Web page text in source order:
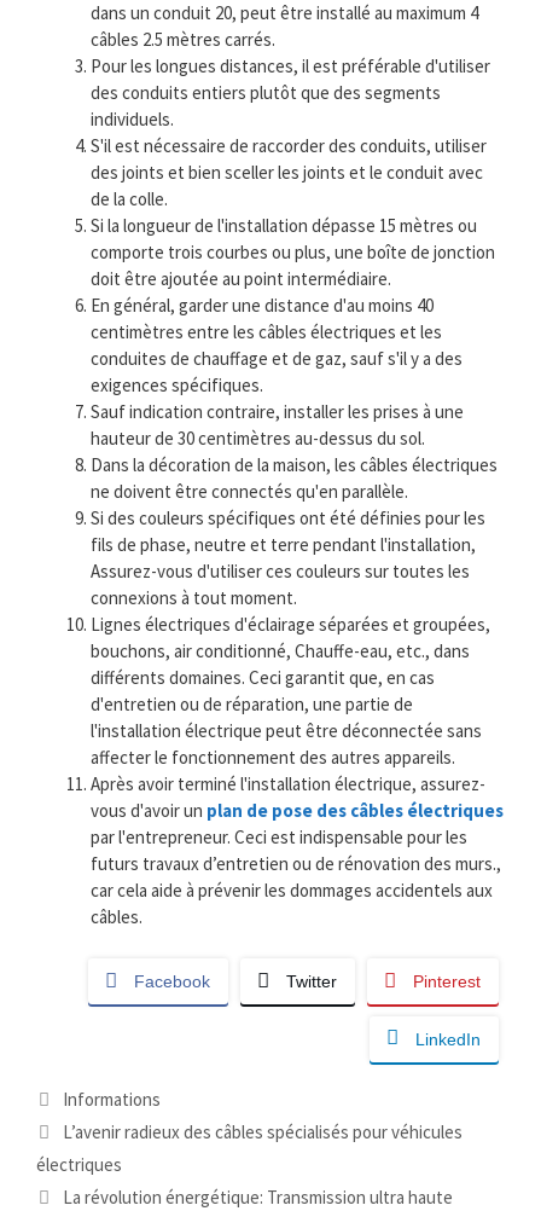
dans un conduit 20, peut être installé au maximum 4
câbles 2.5 mètres carrés.
Pour les longues distances, il est préférable d'utiliser
des conduits entiers plutôt que des segments
individuels.
S'il est nécessaire de raccorder des conduits, utiliser
des joints et bien sceller les joints et le conduit avec
de la colle.
Si la longueur de l'installation dépasse 15 mètres ou
comporte trois courbes ou plus, une boîte de jonction
doit être ajoutée au point intermédiaire.
En général, garder une distance d'au moins 40
centimètres entre les câbles électriques et les
conduites de chauffage et de gaz, sauf s'il y a des
exigences spécifiques.
Sauf indication contraire, installer les prises à une
hauteur de 30 centimètres au-dessus du sol.
Dans la décoration de la maison, les câbles électriques
ne doivent être connectés qu'en parallèle.
Si des couleurs spécifiques ont été définies pour les
fils de phase, neutre et terre pendant l'installation,
Assurez-vous d'utiliser ces couleurs sur toutes les
connexions à tout moment.
Lignes électriques d'éclairage séparées et groupées,
bouchons, air conditionné, Chauffe-eau, etc., dans
différents domaines. Ceci garantit que, en cas
d'entretien ou de réparation, une partie de
l'installation électrique peut être déconnectée sans
affecter le fonctionnement des autres appareils.
Après avoir terminé l'installation électrique, assurez-
vous d'avoir un plan de pose des câbles électriques
par l'entrepreneur. Ceci est indispensable pour les
futurs travaux d’entretien ou de rénovation des murs.,
car cela aide à prévenir les dommages accidentels aux
câbles.
Facebook Twitter Pinterest
LinkedIn
Catégories
Informations
L’avenir radieux des câbles spécialisés pour véhicules
électriques
La révolution énergétique: Transmission ultra haute